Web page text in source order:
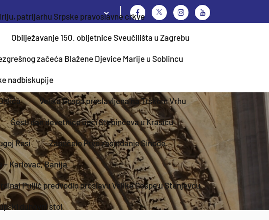
patrijarhu Srpske pravoslavne crkve
Obilježavanje 150. obljetnice Sveučilišta u Zagrebu
začeća Blažene Djevice Marije u Soblincu
nadbiskupije
Velika Gospa proslavljena na Trškom Vrhu
Šesti dan devetnice uoči Stepinčeva u Krašiću
Resi Započelo Prvo zasjedanje Sinode
– Karlovac, Banija
Puljić predvodio proslavu Velike Gospe u Stenjevcu
duhovni stol